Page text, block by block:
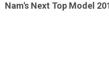
Nam's Next Top Model